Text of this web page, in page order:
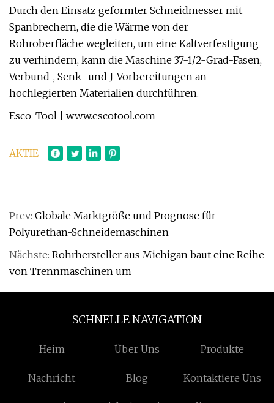
Durch den Einsatz geformter Schneidmesser mit
Spanbrechern, die die Wärme von der
Rohroberfläche wegleiten, um eine Kaltverfestigung
zu verhindern, kann die Maschine 37-1/2-Grad-Fasen,
Verbund-, Senk- und J-Vorbereitungen an
hochlegierten Materialien durchführen.
Esco-Tool | www.escotool.com
AKTIE
Prev: Globale Marktgröße und Prognose für
Polyurethan-Schneidemaschinen
Nächste: Rohrhersteller aus Michigan baut eine Reihe
von Trennmaschinen um
SCHNELLE NAVIGATION
Heim Über Uns Produkte
Nachricht Blog Kontaktiere Uns